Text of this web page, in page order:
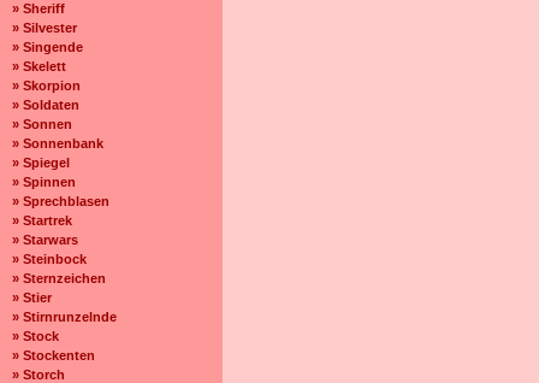
» Sheriff
» Silvester
» Singende
» Skelett
» Skorpion
» Soldaten
» Sonnen
» Sonnenbank
» Spiegel
» Spinnen
» Sprechblasen
» Startrek
» Starwars
» Steinbock
» Sternzeichen
» Stier
» Stirnrunzelnde
» Stock
» Stockenten
» Storch